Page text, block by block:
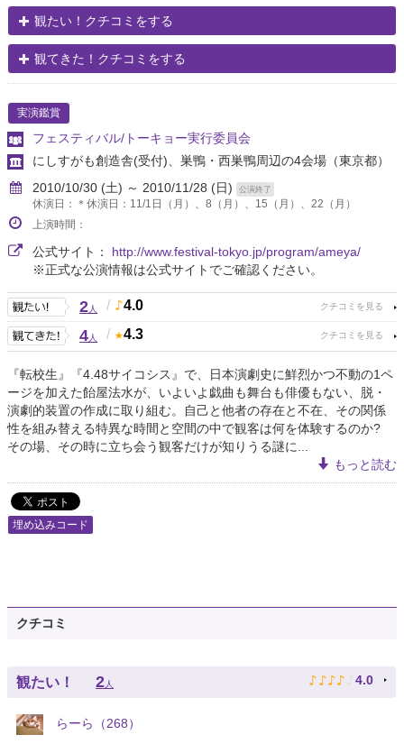
観たい！クチコミをする
観てきた！クチコミをする
実演鑑賞
フェスティバル/トーキョー実行委員会
にしすがも創造舎(受付)、巣鴨・西巣鴨周辺の4会場 （東京都）
2010/10/30 (土) ～ 2010/11/28 (日)
公演終了
休演日：＊休演日：11/1日（月）、8（月）、15（月）、22（月）
上演時間：
公式サイト： http://www.festival-tokyo.jp/program/ameya/
※正式な公演情報は公式サイトでご確認ください。
2人 / 4.0
4人 / 4.3
『転校生』『4.48サイコシス』で、日本演劇史に鮮烈かつ不動の1ペ
ージを加えた飴屋法水が、いよいよ戯曲も舞台も俳優もない、脱・
演劇的装置の作成に取り組む。自己と他者の存在と不在、その関係
性を組み替える特異な時間と空間の中で観客は何を体験するのか?
その場、その時に立ち会う観客だけが知りうる謎に...
もっと読む
埋め込みコード
クチコミ
観たい！ 2人 ♪ ♪ ♪ ♪ ♪ 4.0
らーら（268）